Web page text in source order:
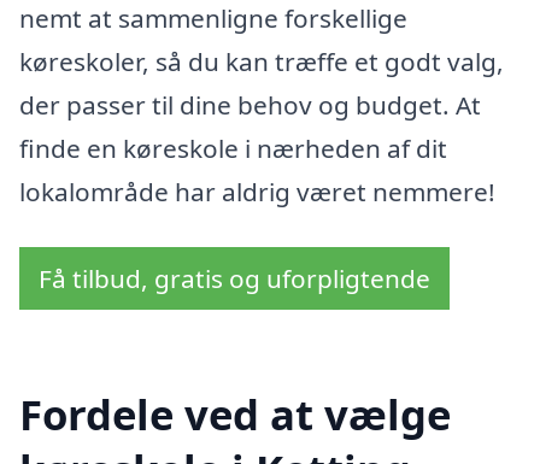
nemt at sammenligne forskellige
køreskoler, så du kan træffe et godt valg,
der passer til dine behov og budget. At
finde en køreskole i nærheden af dit
lokalområde har aldrig været nemmere!
Få tilbud, gratis og uforpligtende
Fordele ved at vælge